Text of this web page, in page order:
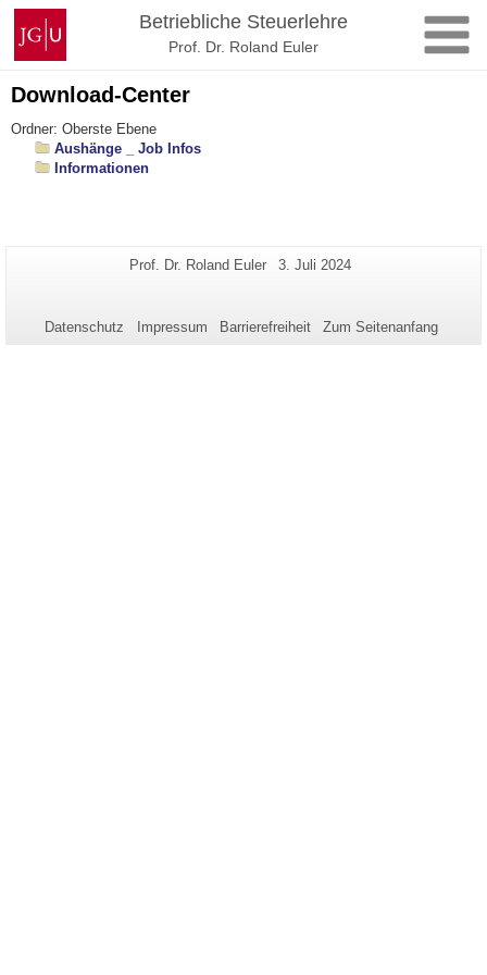
Zum
Inhalt
springen
Johannes
Gutenberg-
Universität
Mainz
Betriebliche Steuerlehre
Prof. Dr. Roland Euler
Download-Center
Ordner: Oberste Ebene
Aushänge _ Job Infos
Informationen
Zusätzliche
dieser
Seiten-
Prof. Dr. Roland Euler
Letzte
3. Juli 2024
Datenschutz Impressum Barrierefreiheit Zum Seitenanfang